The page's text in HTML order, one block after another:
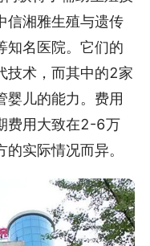
信湘雅生殖与遗传
知名医院。它们的
技术，而其中的2家
婴儿的能力。费用
费用大致在2-6万
实际情况而异。